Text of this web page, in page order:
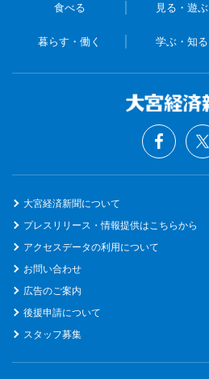
食べる 見る・遊ぶ
暮らす・働く 学ぶ・知る
大宮経済新聞について
プレスリリース・情報提供はこちらから
アクセスデータの利用について
お問い合わせ
広告のご案内
後援申請について
スタッフ募集